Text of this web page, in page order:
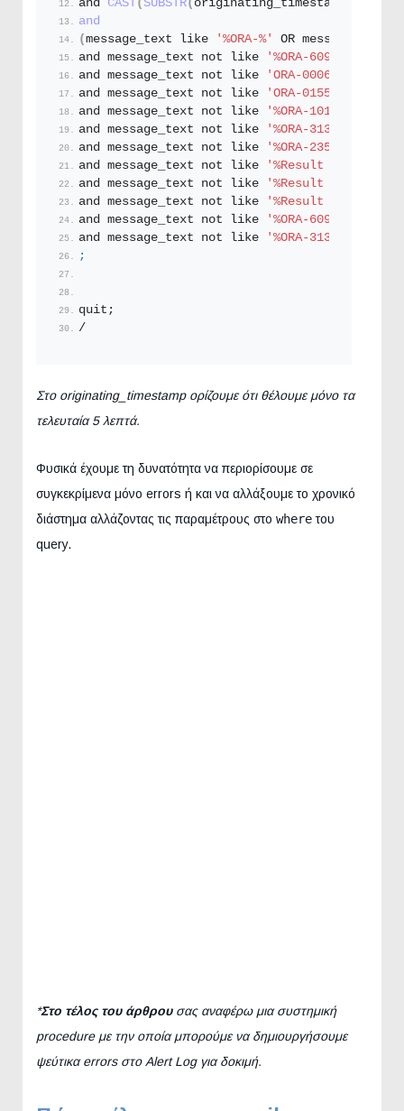
and CAST ( SUBSTR( originating_timestamp,
and
(message_text like '%ORA-%'
OR
and message_text not like
'%ORA-609%'
and message_text not like
'ORA-00060%'
and message_text not like
'ORA-01555%'
and message_text not like
'%ORA-1013%'
and message_text not like
'%ORA-3136%'
and message_text not like
'%ORA-235 %'
and message_text not like
'%Result = ORA-0%'
and message_text not like
'%Result = ORA-31%'
and message_text not like
'%Result = ORA-30%'
and message_text not like
'%ORA-609%'
and message_text not like
'%ORA-3135%'
;
quit;
/
Στο originating_timestamp ορίζουμε ότι θέλουμε μόνο τα
τελευταία 5 λεπτά.
Φυσικά έχουμε τη δυνατότητα να περιορίσουμε σε
συγκεκρίμενα μόνο errors ή και να αλλάξουμε το χρονικό
διάστημα αλλάζοντας τις παραμέτρους στο whereτου
query.
*Στο τέλος του άρθρουσας αναφέρω μια συστημική
procedure με την οποία μπορούμε να δημιουργήσουμε
ψεύτικα errors στο Alert Log για δοκιμή.